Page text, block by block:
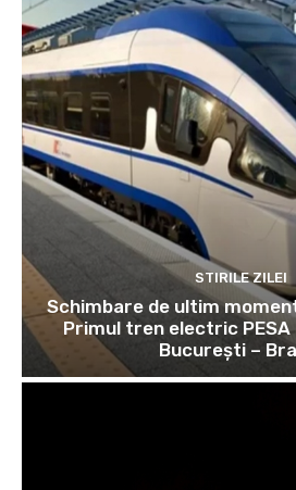
STIRILE ZILEI
Schimbare de ultim
Primul tren electric
București –